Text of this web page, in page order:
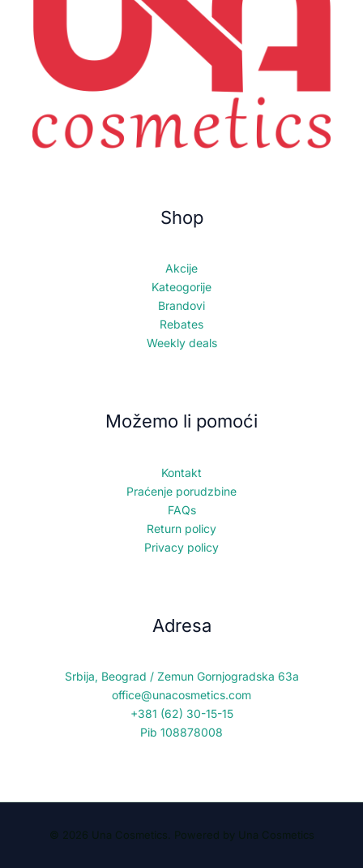
Shop
Akcije
Kateogorije
Brandovi
Rebates
Weekly deals
Možemo li pomoći
Kontakt
Praćenje porudzbine
FAQs
Return policy
Privacy policy
Adresa
Srbija, Beograd / Zemun Gornjogradska 63a
office@unacosmetics.com
+381 (62) 30-15-15
Pib 108878008
© 2026 Una Cosmetics. Powered by Una Cosmetics